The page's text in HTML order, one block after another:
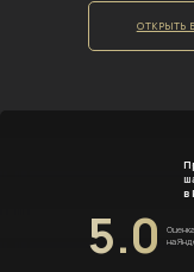
ОТКРЫТЬ
в
5.0
на